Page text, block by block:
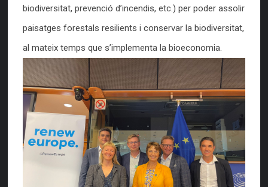
biodiversitat, prevenció d’incendis, etc.) per poder assolir
paisatges forestals resilients i conservar la biodiversitat,
al mateix temps que s’implementa la bioeconomia.